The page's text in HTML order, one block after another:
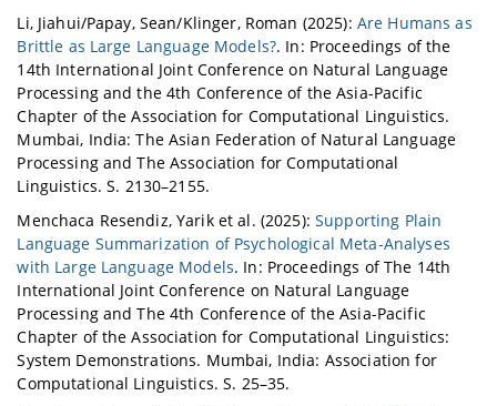
Li, Jiahui/Papay, Sean/Klinger, Roman (2025): Are Humans as
Brittle as Large Language Models?. In: Proceedings of the
14th International Joint Conference on Natural Language
Processing and the 4th Conference of the Asia-Pacific
Chapter of the Association for Computational Linguistics.
Mumbai, India: The Asian Federation of Natural Language
Processing and The Association for Computational
Linguistics. S. 2130–2155.
Menchaca Resendiz, Yarik et al. (2025): Supporting Plain
Language Summarization of Psychological Meta-Analyses
with Large Language Models. In: Proceedings of The 14th
International Joint Conference on Natural Language
Processing and The 4th Conference of the Asia-Pacific
Chapter of the Association for Computational Linguistics:
System Demonstrations. Mumbai, India: Association for
Computational Linguistics. S. 25–35.